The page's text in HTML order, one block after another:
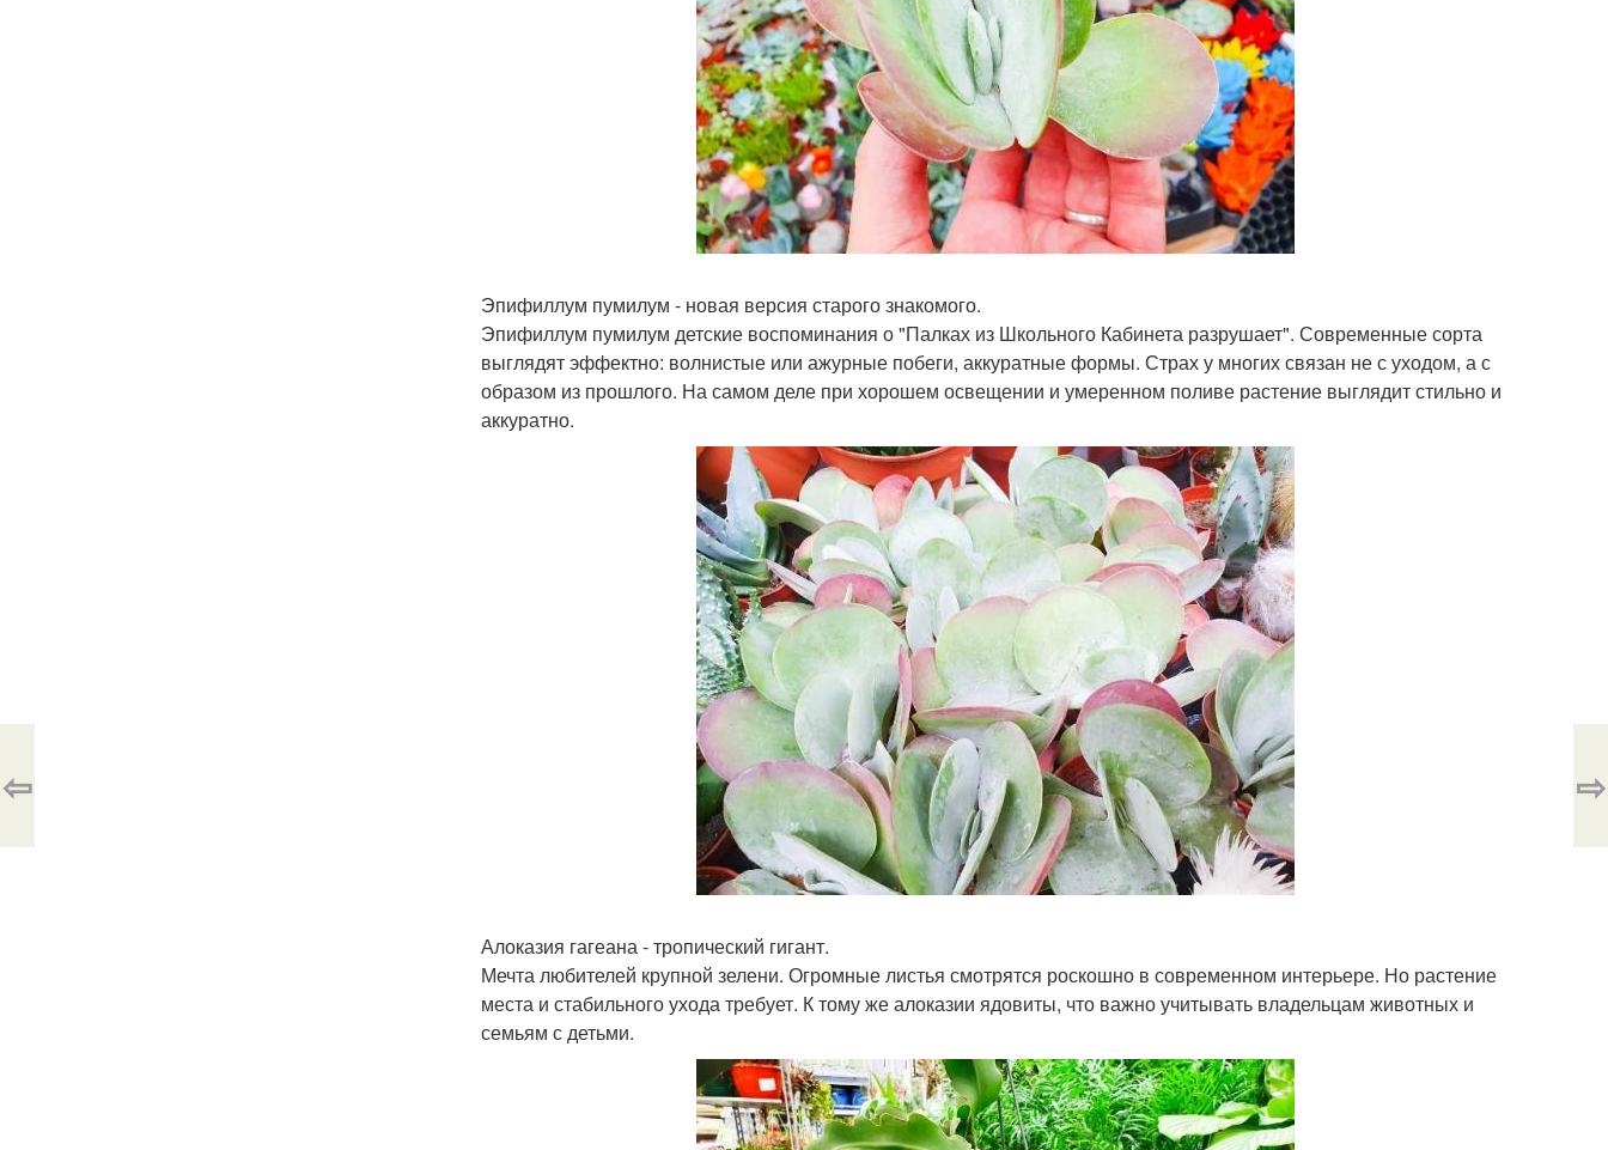
Эпифиллум пумилум - новая версия старого знакомого.
Эпифиллум пумилум детские воспоминания о "Палках из Школьного Кабинета разрушает". Современные сорта
выглядят эффектно: волнистые или ажурные побеги, аккуратные формы. Страх у многих связан не с уходом, а с
образом из прошлого. На самом деле при хорошем освещении и умеренном поливе растение выглядит стильно и
аккуратно.
Алоказия гагеана - тропический гигант.
Мечта любителей крупной зелени. Огромные листья смотрятся роскошно в современном интерьере. Но растение
места и стабильного ухода требует. К тому же алоказии ядовиты, что важно учитывать владельцам животных и
семьям с детьми.
⇦ ⇨